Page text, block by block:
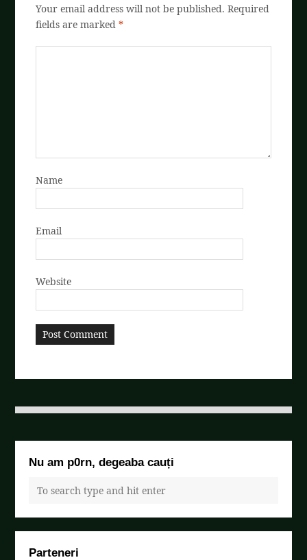
Your email address will not be published. Required
fields are marked*
Name
Email
Website
Nu am p0rn, degeaba cauți
Parteneri